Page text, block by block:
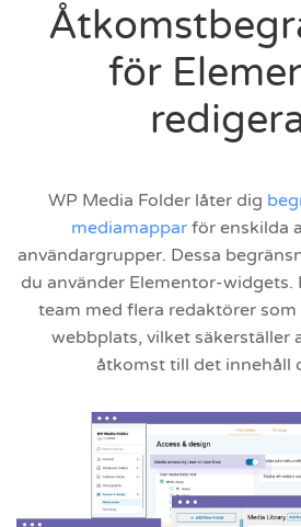
för
WP Media Folder låter dig
mediamapparför enskilda
användargrupper. Dessa
du använder Elementor-
team med flera redaktörer
webbplats, vilket säkerställer
åtkomst till det innehåll